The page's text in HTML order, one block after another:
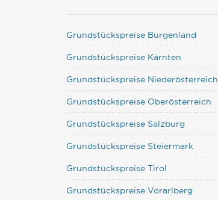
Grundstückspreise Burgenland
Grundstückspreise Kärnten
Grundstückspreise Niederösterreich
Grundstückspreise Oberösterreich
Grundstückspreise Salzburg
Grundstückspreise Steiermark
Grundstückspreise Tirol
Grundstückspreise Vorarlberg